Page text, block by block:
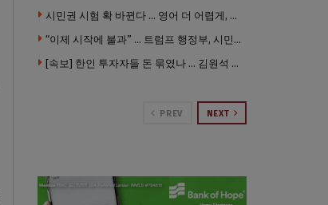
시민권 시험 확 바뀐다 … 영어 더 어렵게, 민간시험 도입 추진
“이제 시작에 불과” … 트럼프 행정부, 시민권 박탈 본격화
[속보] 한인 투자자들 돈 묶였나 … 김원석 회사들 챕터7 강제파산·자진파산 잇따라 신청
PREV NEXT